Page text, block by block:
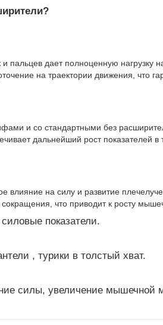
пальцев дает полноценную
на траектории движения, что
и со стандартными без
дальнейший рост показателей
влияние на силу и развитие
что приводит к росту
показатели.
, турики в толстый хват.
силы, увеличение мышечной